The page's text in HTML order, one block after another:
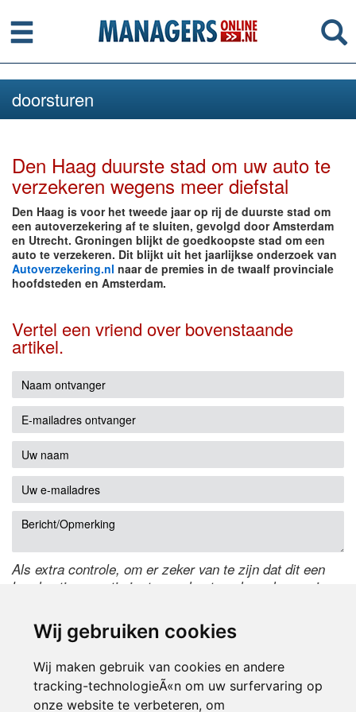
Wij gebruiken cookies
Wij maken gebruik van cookies en andere
tracking-technologieÃ«n om uw surfervaring op
onze website te verbeteren, om
Menu
doorsturen
Den Haag duurste stad om uw auto te
verzekeren wegens meer diefstal
Den Haag is voor het tweede jaar op rij de duurste stad om
een autoverzekering af te sluiten, gevolgd door Amsterdam
en Utrecht. Groningen blijkt de goedkoopste stad om een
auto te verzekeren. Dit blijkt uit het jaarlijkse onderzoek van
Autoverzekering.nl naar de premies in de twaalf provinciale
hoofdsteden en Amsterdam.
Vertel een vriend over bovenstaande
artikel.
Als extra controle, om er zeker van te zijn dat dit een
handmatige reactie is, typ onderstaande code over in
de code te wijzigen.